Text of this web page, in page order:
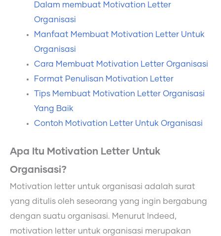
Dalam membuat Motivation Letter
Organisasi
Manfaat Membuat Motivation Letter Untuk
Organisasi
Cara Membuat Motivation Letter Organisasi
Format Penulisan Motivation Letter
Tips Membuat Motivation Letter Organisasi
Yang Baik
Contoh Motivation Letter Untuk Organisasi
Apa Itu Motivation Letter Untuk
Organisasi?
Motivation letter untuk organisasi adalah surat
yang ditulis oleh seseorang yang ingin bergabung
dengan suatu organisasi. Menurut Indeed,
motivation letter untuk organisasi merupakan